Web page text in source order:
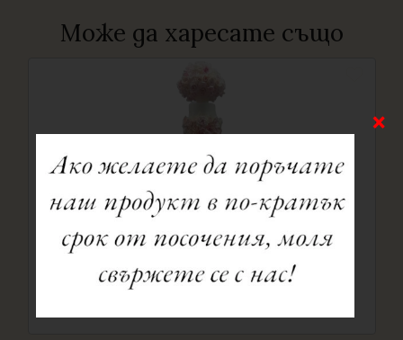
Може да харесате също
Торта №5099